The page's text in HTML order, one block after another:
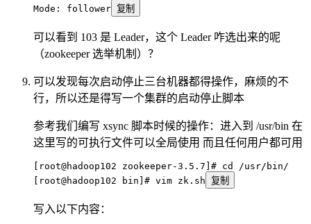
Mode:
follower 复制
可以看到 103 是 Leader，这个 Leader 咋选出来的呢
（zookeeper 选举机制）？
可以发现每次启动停止三台机器都得操作，麻烦的不
行，所以还是得写一个集群的启动停止脚本
参考我们编写 xsync 脚本时候的操作：进入到 /usr/bin 在
这里写的可执行文件可以全局使用 而且任何用户都可用
[root@hadoop102 zookeeper-3.5.7]# cd /usr/bin/
[root@hadoop102 bin]# vim zk.sh 复制
写入以下内容：